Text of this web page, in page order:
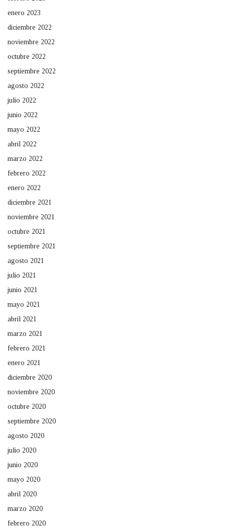
enero 2023
diciembre 2022
noviembre 2022
octubre 2022
septiembre 2022
agosto 2022
julio 2022
junio 2022
mayo 2022
abril 2022
marzo 2022
febrero 2022
enero 2022
diciembre 2021
noviembre 2021
octubre 2021
septiembre 2021
agosto 2021
julio 2021
junio 2021
mayo 2021
abril 2021
marzo 2021
febrero 2021
enero 2021
diciembre 2020
noviembre 2020
octubre 2020
septiembre 2020
agosto 2020
julio 2020
junio 2020
mayo 2020
abril 2020
marzo 2020
febrero 2020